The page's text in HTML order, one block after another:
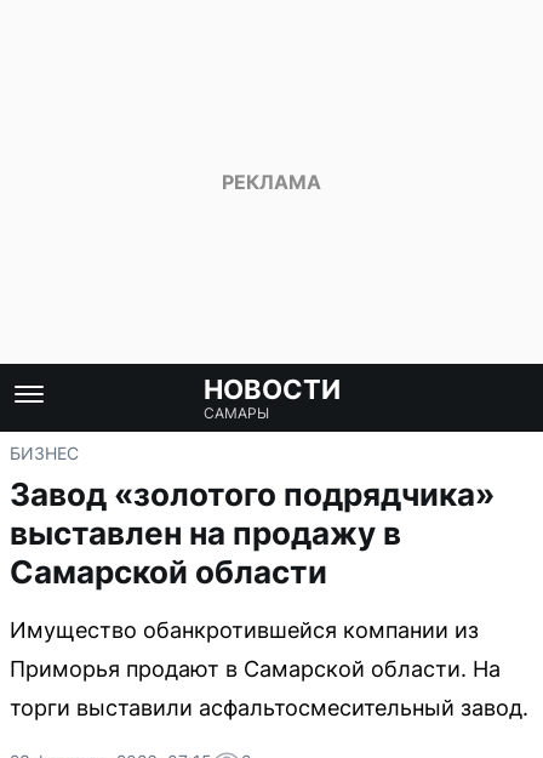
НОВОСТИ
САМАРЫ
БИЗНЕС
Завод «золотого подрядчика»
выставлен на продажу в
Самарской области
Имущество обанкротившейся компании из
Приморья продают в Самарской области. На
торги выставили асфальтосмесительный завод.